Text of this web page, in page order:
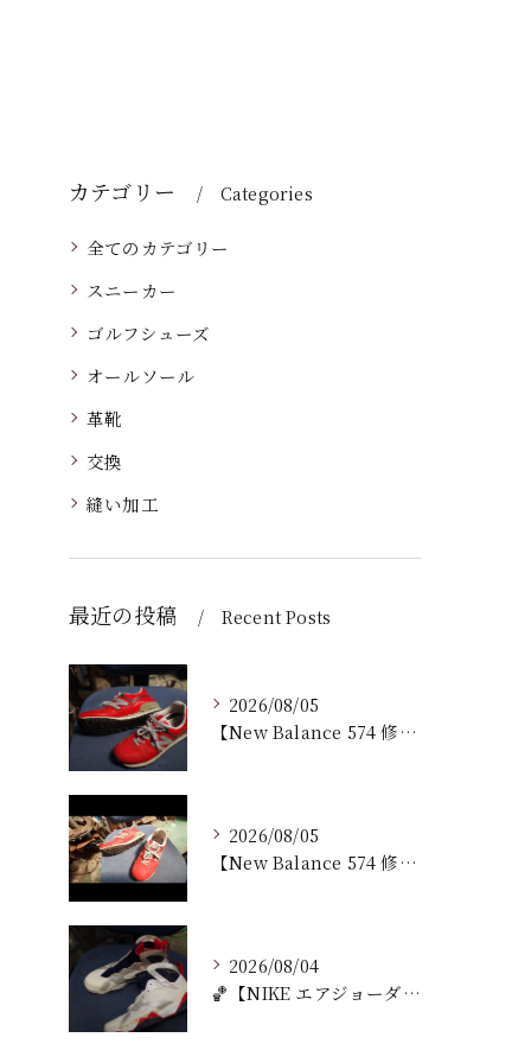
カテゴリー Categories
全てのカテゴリー
スニーカー
ゴルフシューズ
オールソール
革靴
交換
縫い加工
最近の投稿 Recent Posts
2026/08/05
【New Balance 574 修理｜加水分解したウェッジ...
2026/08/05
【New Balance 574 修理｜ウェッジヒール加水分...
2026/08/04
🏀【NIKE エアジョーダン7 加水分解修理｜ミッドソール交...